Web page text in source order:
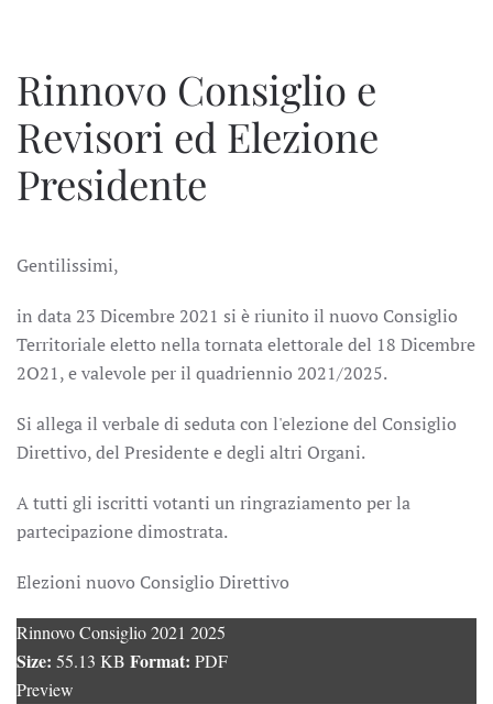
Rinnovo Consiglio e
Revisori ed Elezione
Presidente
Gentilissimi,
in data 23 Dicembre 2021 si è riunito il nuovo Consiglio
Territoriale eletto nella tornata elettorale del 18 Dicembre
2O21, e valevole per il quadriennio 2021/2025.
Si allega il verbale di seduta con l'elezione del Consiglio
Direttivo, del Presidente e degli altri Organi.
A tutti gli iscritti votanti un ringraziamento per la
partecipazione dimostrata.
Elezioni nuovo Consiglio Direttivo
Rinnovo Consiglio 2021 2025
Size: 55.13 KB Format: PDF
Preview